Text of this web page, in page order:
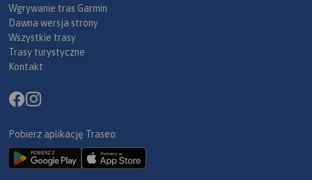
Wgrywanie tras Garmin
Dawna wersja strony
Wszystkie trasy
Trasy turystyczne
Kontakt
Pobierz aplikację Traseo: